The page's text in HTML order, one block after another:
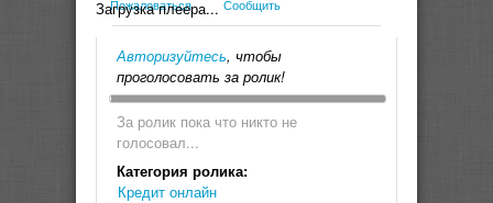
Реал
Пожаловаться
Сообщить
Загрузка плеера...
Авторизуйтесь, чтобы
проголосовать за ролик!
За ролик пока что никто не
голосовал...
Категория ролика:
Кредит онлайн